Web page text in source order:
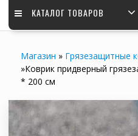
КАТАЛОГ ТОВАРОВ
Магазин » Грязезащитные
»Коврик придверный
* 200 см